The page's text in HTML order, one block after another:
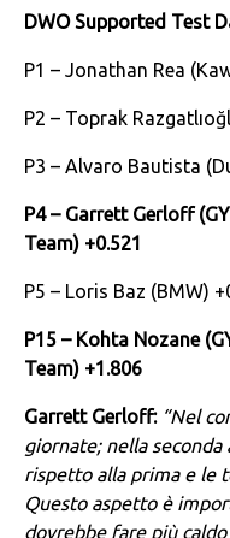
DWO Supported Test
P1 – Jonathan Rea
P2 – Toprak
P3 – Alvaro Bautista
P4 – Garrett Gerloff
Team) +0.521
P5 – Loris Baz (BMW)
P1 5 – Kohta Nozane (
Team) +1.806
Garrett Gerloff: “Nel
giornate; nella seconda
rispetto alla prima e le
Questo aspetto è
dovrebbe fare più